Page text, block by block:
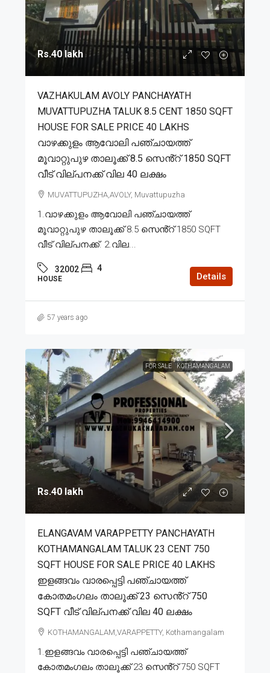
Rs.40 lakh
VAZHAKULAM AVOLY PANCHAYATH
MUVATTUPUZHA TALUK 8.5 CENT 1850 SQFT
HOUSE FOR SALE PRICE 40 LAKHS
വാഴക്കുളം ആവോലി പഞ്ചായത്ത്
മൂവാറ്റുപുഴ താലൂക്ക് 8.5 സെൻ്റ് 1850 SQFT
വീട് വില്പനക്ക് വില 40 ലക്ഷം
MUVATTUPUZHA,AVOLY, Muvattupuzha
1.വാഴക്കുളം ആവോലി പഞ്ചായത്ത്
മൂവാറ്റുപുഴ താലൂക്ക് 8.5 സെൻ്റ് 1850 SQFT
വീട് വില്പനക്ക്. 2.വില...
32002 4
HOUSE Details
57 years ago
FOR SALE KOTHAMANGALAM
Rs.40 lakh
ELANGAVAM VARAPPETTY PANCHAYATH
KOTHAMANGALAM TALUK 23 CENT 750
SQFT HOUSE FOR SALE PRICE 40 LAKHS
ഇളങ്ങവം വാരപ്പെട്ടി പഞ്ചായത്ത്
കോതമംഗലം താലൂക്ക് 23 സെൻ്റ് 750
SQFT വീട് വില്പനക്ക് വില 40 ലക്ഷം
KOTHAMANGALAM,VARAPPETTY, Kothamangalam
1.ഇളങ്ങവം വാരപ്പെട്ടി പഞ്ചായത്ത്
കോതമംഗലം താലൂക്ക് 23 സെൻ്റ് 750 SQFT